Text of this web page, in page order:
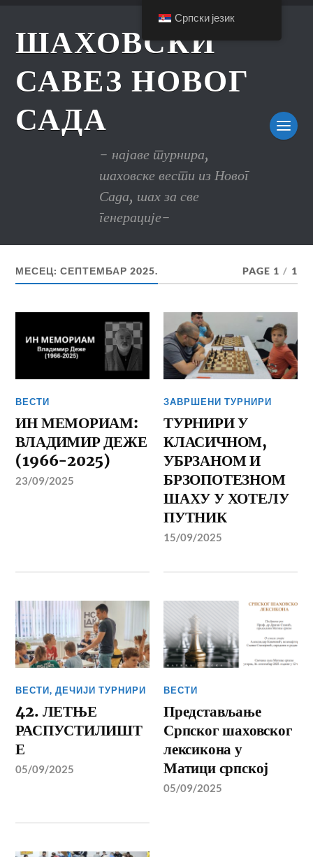
ШАХОВСКИ
САВЕЗ НОВОГ
САДА
- најаве турнира,
шаховске вести из Новог
Сада, шах за све
генерације-
МЕСЕЦ:СЕПТЕМБАР 2025. PAGE 1 / 1
ВЕСТИ
ИН МЕМОРИАМ:
ВЛАДИМИР ДЕЖЕ
(1966-2025)
23/09/2025
ЗАВРШЕНИ ТУРНИРИ
ТУРНИРИ У
КЛАСИЧНОМ,
УБРЗАНОМ И
БРЗОПОТЕЗНОМ
ШАХУ У ХОТЕЛУ
ПУТНИК
15/09/2025
ВЕСТИ,ДЕЧИЈИ ТУРНИРИ
42. ЛЕТЊЕ
РАСПУСТИЛИШТ
Е
05/09/2025
ВЕСТИ
Представљање
Српског шаховског
лексикона у
Матици српској
05/09/2025
Српски језик